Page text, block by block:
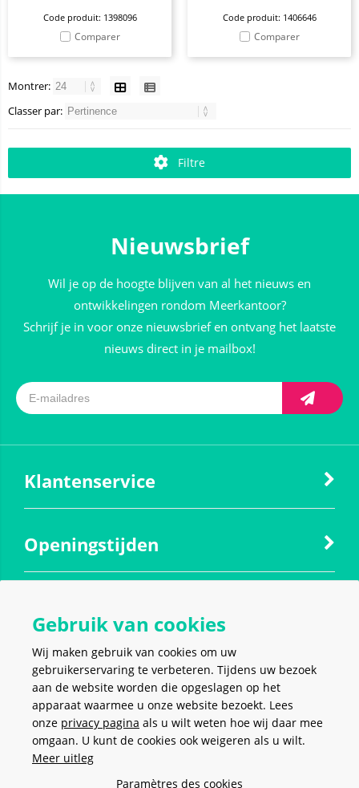
Code produit: 1398096
Comparer
Code produit: 1406646
Comparer
Montrer:
Classer par:
Filtre
Nieuwsbrief
Wil je op de hoogte blijven van al het nieuws en
ontwikkelingen rondom Meerkantoor?
Schrijf je in voor onze nieuwsbrief en ontvang het laatste
nieuws direct in je mailbox!
Klantenservice
Openingstijden
Social media
VEILIG EN MAKKELIJK
Gebruik van cookies
Wij maken gebruik van cookies om uw
gebruikerservaring te verbeteren. Tijdens uw bezoek
aan de website worden die opgeslagen op het
apparaat waarmee u onze website bezoekt. Lees
onze privacy pagina als u wilt weten hoe wij daar mee
omgaan. U kunt de cookies ook weigeren als u wilt.
Meer uitleg
Paramètres des cookies